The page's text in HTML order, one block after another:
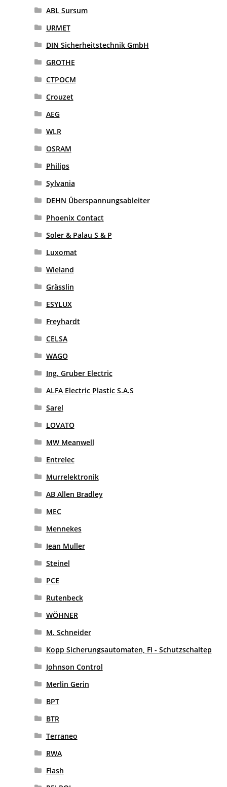
ABL Sursum
URMET
DIN Sicherheitstechnik GmbH
GROTHE
CTPOCM
Crouzet
AEG
WLR
OSRAM
Philips
Sylvania
DEHN Überspannungsableiter
Phoenix Contact
Soler & Palau S & P
Luxomat
Wieland
Grässlin
ESYLUX
Freyhardt
CELSA
WAGO
Ing. Gruber Electric
ALFA Electric Plastic S.A.S
Sarel
LOVATO
MW Meanwell
Entrelec
Murrelektronik
AB Allen Bradley
MEC
Mennekes
Jean Muller
Steinel
PCE
Rutenbeck
WÖHNER
M. Schneider
Kopp Sicherungsautomaten, FI - Schutzschaltep
Johnson Control
Merlin Gerin
BPT
BTR
Terraneo
RWA
Flash